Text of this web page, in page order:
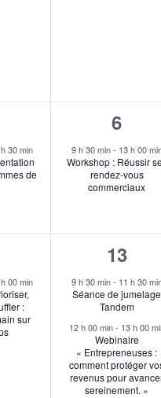
30 min
de
1
6
9 h 30 min- 13 h 00
Workshop : Réussir
rendez-vous
commerciaux
00 min
:
sur
2
13
9 h 30 min- 11 h 30
Séance de jumelage
Tandem
12 h 00 min- 13 h 00
Webinaire
« Entrepreneuses :
comment protéger
revenus pour
sereinement. »